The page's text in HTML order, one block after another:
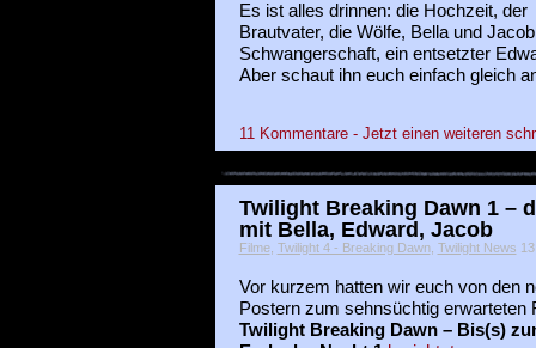
Es ist alles drinnen: die Hochzeit, der
Brautvater, die Wölfe, Bella und
Schwangerschaft, ein entsetzter
Aber schaut ihn euch einfach gleich
11 Kommentare - Jetzt einen weiteren
Twilight Breaking Dawn 1 –
mit Bella, Edward, Jacob
Filme, Twilight 4 - Breaking Dawn, Twilight News
Vor kurzem hatten wir euch von den
Postern zum sehnsüchtig erwarteten
Twilight Breaking Dawn – Bis(s)